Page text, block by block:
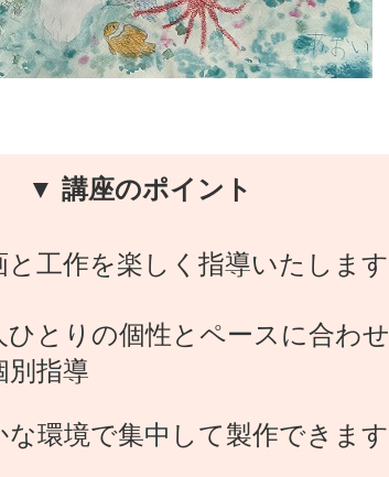
▼ 講座のポイント
と工作を楽しく指導いたします
ひとりの個性とペースに合わせ
別指導
な環境で集中して製作できます